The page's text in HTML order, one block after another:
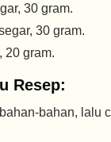
30 gram.
30 gram.
20 gram.
Resep:
bahan, lalu